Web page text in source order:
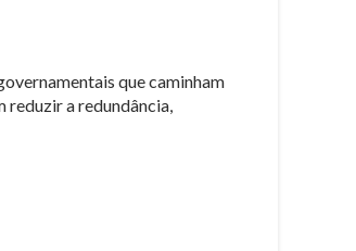
que caminham
reduzir a redundância,